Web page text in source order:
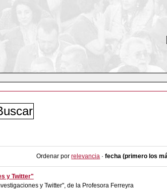
Ordenar por relevancia · fecha (primero los
y Twitter"
y Twitter", de la Profesora Ferreyra